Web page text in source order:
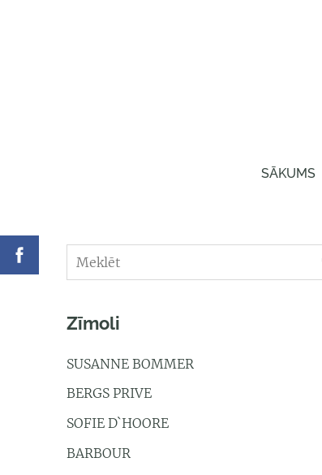
SĀKUMS
Zīmoli
SUSANNE BOMMER
BERGS PRIVE
SOFIE D`HOORE
BARBOUR